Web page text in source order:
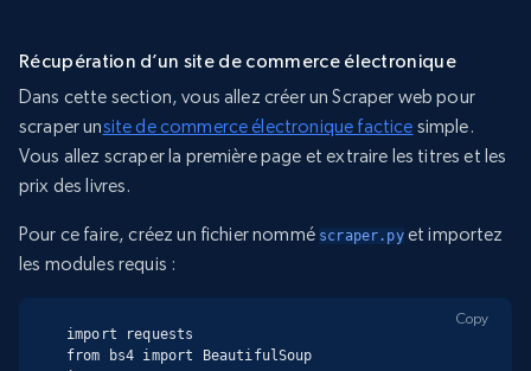
Récupération d’un site de commerce électronique
Dans cette section, vous allez créer un Scraper web pour
scraper unsite de commerce électronique factice simple.
Vous allez scraper la première page et extraire les titres et les
prix des livres.
Pour ce faire, créez un fichier nommé scraper.pyet importez
les modules requis :
import requests
from bs4 import BeautifulSoup
Copy